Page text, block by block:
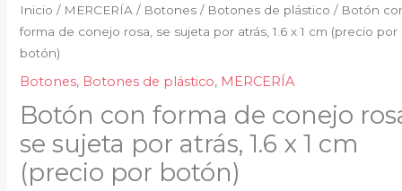
Inicio / MERCERÍA / Botones / Botones de plástico / Botón
forma de conejo rosa, se sujeta por atrás, 1.6 x 1 cm (precio por
botón)
Botones, Botones de plástico, MERCERÍA
Botón con forma de conejo
se sujeta por atrás, 1.6 x 1 cm
(precio por botón)